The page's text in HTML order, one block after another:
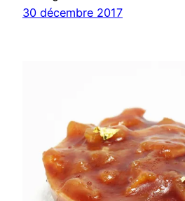
30 décembre 2017